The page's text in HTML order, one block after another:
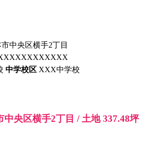
中央区横手2丁目
中学校区 XXX中学校
中央区横手2丁目 / 土地 337.48坪